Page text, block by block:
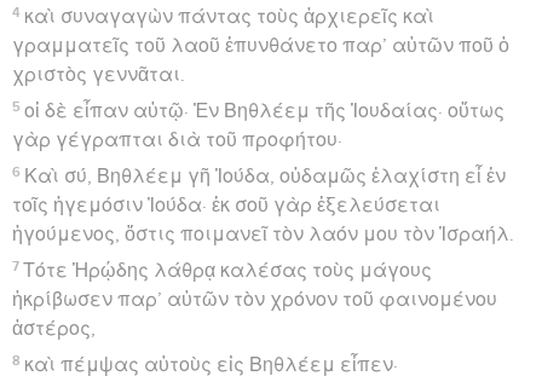
4 καὶ συναγαγὼν πάντας τοὺς ἀρχιερεῖς καὶ
γραμματεῖς τοῦ λαοῦ ἐπυνθάνετο παρ’ αὐτῶν ποῦ ὁ
χριστὸς γεννᾶται.
5 οἱ δὲ εἶπαν αὐτῷ· Ἐν Βηθλέεμ τῆς Ἰουδαίας· οὕτως
γὰρ γέγραπται διὰ τοῦ προφήτου·
6 Καὶ σύ, Βηθλέεμ γῆ Ἰούδα, οὐδαμῶς ἐλαχίστη εἶ ἐν
τοῖς ἡγεμόσιν Ἰούδα· ἐκ σοῦ γὰρ ἐξελεύσεται
ἡγούμενος, ὅστις ποιμανεῖ τὸν λαόν μου τὸν Ἰσραήλ.
7 Τότε Ἡρῴδης λάθρᾳ καλέσας τοὺς μάγους
ἠκρίβωσεν παρ’ αὐτῶν τὸν χρόνον τοῦ φαινομένου
ἀστέρος,
8 καὶ πέμψας αὐτοὺς εἰς Βηθλέεμ εἶπεν·